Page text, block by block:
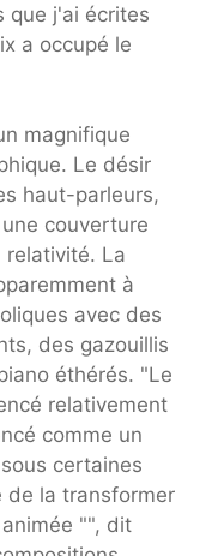
que j'ai écrites
a occupé le
magnifique
Le désir
haut-parleurs,
couverture
relativité. La
à
avec des
des gazouillis
éthérés. "Le
relativement
comme un
certaines
de la transformer
"", dit